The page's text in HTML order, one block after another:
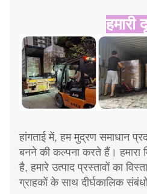
हमारी
हांगताई में, हम मुद्रण समाधान
बनने की कल्पना करते हैं। हमारा
है, हमारे उत्पाद प्रस्तावों का
ग्राहकों के साथ दीर्घकालिक